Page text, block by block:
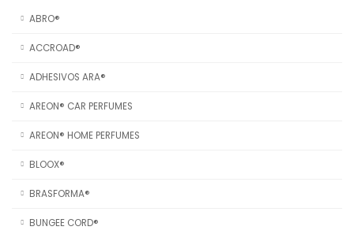
ABRO®
ACCROAD®
ADHESIVOS ARA®
AREON® CAR PERFUMES
AREON® HOME PERFUMES
BLOOX®
BRASFORMA®
BUNGEE CORD®